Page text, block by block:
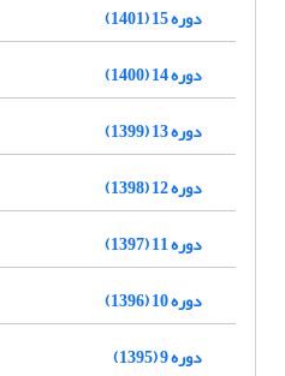
دوره 15 (1401)
دوره 14 (1400)
دوره 13 (1399)
دوره 12 (1398)
دوره 11 (1397)
دوره 10 (1396)
دوره 9 (1395)